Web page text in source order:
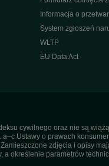
Informacja o
System zgłoszeń
WLTP
EU Data Act
cywilnego oraz nie są
Ustawy o prawach
zdjęcia i opisy
określenie parametrów